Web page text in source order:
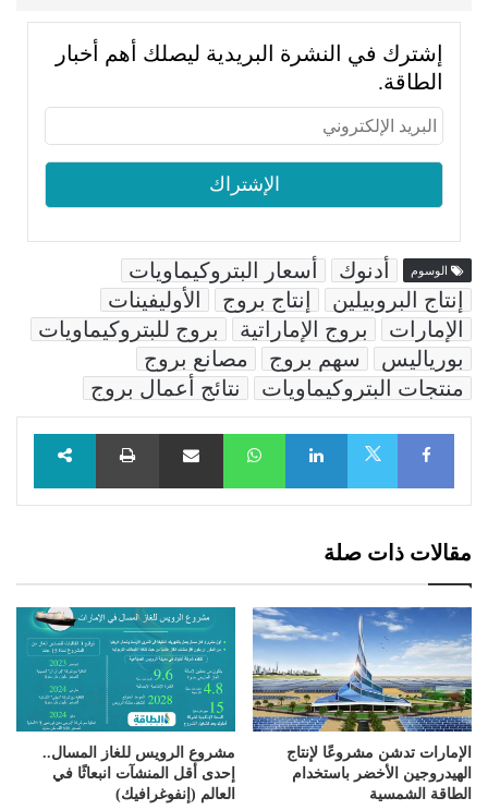
إشترك في النشرة البريدية ليصلك أهم أخبار
الطاقة.
الوسوم أدنوك
أسعار البتروكيماويات
إنتاج البروبيلين
إنتاج بروج
الأوليفينات
الإمارات
بروج الإماراتية
بروج للبتروكيماويات
بورياليس
سهم بروج
مصانع بروج
منتجات البتروكيماويات
نتائج أعمال بروج
Facebook
LinkedIn
WhatsAppمشاركة عبر البريد طباعة
مقالات ذات صلة
الإمارات تدشن مشروعًا لإنتاج
الهيدروجين الأخضر باستخدام
الطاقة الشمسية
مشروع الرويس للغاز المسال..
إحدى أقل المنشآت انبعاثًا في
العالم (إنفوغرافيك)